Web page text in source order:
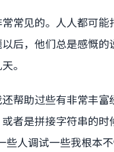
常见的。人人都可
后，他们总是感慨
。
帮助过些有非常丰富
者是拼接字符串的
人调试一些我根本